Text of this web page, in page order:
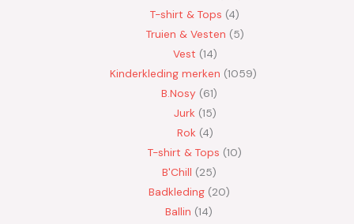
T-shirt & Tops 4
Truien & Vesten 5
Vest 14
Kinderkleding merken 1059
B.Nosy 61
Jurk 15
Rok 4
T-shirt & Tops 10
B'Chill 25
Badkleding 20
Ballin 14